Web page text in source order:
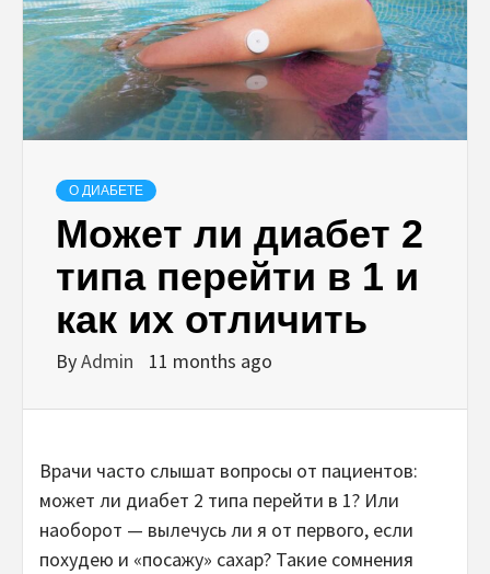
О ДИАБЕТЕ
Может ли диабет 2
типа перейти в 1 и
как их отличить
ByAdmin 11 months ago
Врачи часто слышат вопросы от пациентов:
может ли диабет 2 типа перейти в 1? Или
наоборот — вылечусь ли я от первого, если
похудею и «посажу» сахар? Такие сомнения